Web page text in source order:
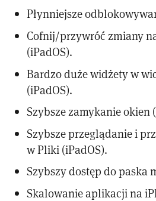
Płynniejsze
Cofnij/przywróć zmiany
(iPadOS).
Bardzo duże widżety w
(iPadOS).
Szybsze zamykanie okien
Szybsze przeglądanie i
w Pliki (iPadOS).
Szybszy dostęp do paska
Skalowanie aplikacji na